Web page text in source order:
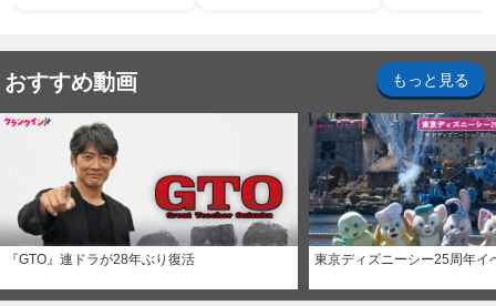
おすすめ動画 もっと見る
『GTO』連ドラが28年ぶり復活 東京ディズニーシー25周年イ